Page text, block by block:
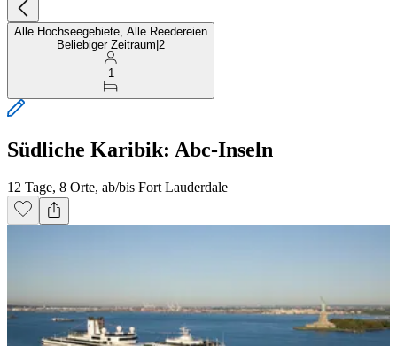
Alle Hochseegebiete, Alle Reedereien
Beliebiger Zeitraum 2
1
Südliche Karibik: Abc-Inseln
12 Tage, 8 Orte, ab/bis Fort Lauderdale